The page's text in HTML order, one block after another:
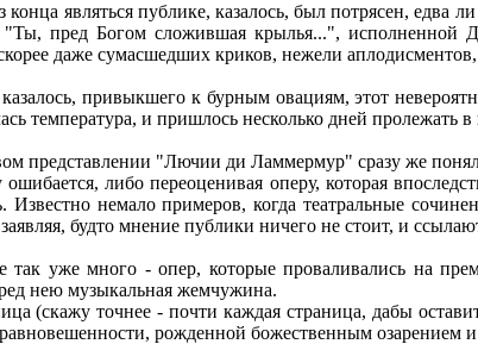
являться публике, казалось, был потрясен,
"Ты, пред Богом сложившая крылья...",
даже сумасшедших криков, нежели
привыкшего к бурным овациям, этот
температура, и пришлось несколько дней пролежать в
представлении "Лючии ди Ламмермур" сразу же
либо переоценивая оперу, которая
Известно немало примеров, когда театральные
будто мнение публики ничего не стоит, и
уже много - опер, которые проваливались на
нею музыкальная жемчужина.
(скажу точнее - почти каждая страница, дабы
рожденной божественным озарением